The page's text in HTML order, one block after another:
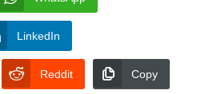
LinkedIn
Reddit Copy